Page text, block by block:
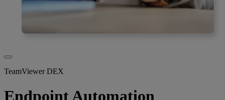
TeamViewer DEX
Endpoint Automation